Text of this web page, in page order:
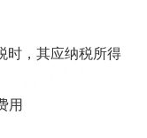
时，其应纳税所得
用